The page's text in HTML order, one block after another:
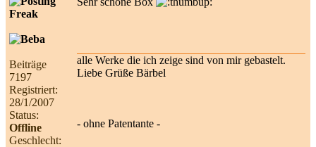
Beiträge
7197
Registriert:
28/1/2007
Status:
Offline
Geschlecht:
alle Werke die ich zeige sind von mir gebastelt.
Liebe Grüße Bärbel
- ohne Patentante -